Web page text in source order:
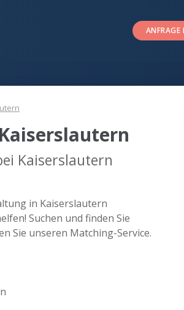
ANFRAGE
Kaiserslautern
in Kaiserslautern
Suchen und finden Sie
Sie unseren Matching-Service.